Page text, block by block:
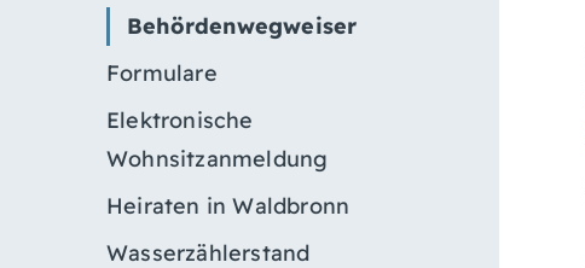
Behördenwegweiser
Formulare
Elektronische
Wohnsitzanmeldung
Heiraten in Waldbronn
Wasserzählerstand